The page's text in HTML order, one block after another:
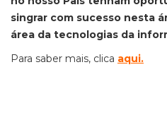
singrar com sucesso nesta
área da tecnologias da
Para saber mais, clica aqui.